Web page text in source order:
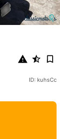
ID: kuhsCc